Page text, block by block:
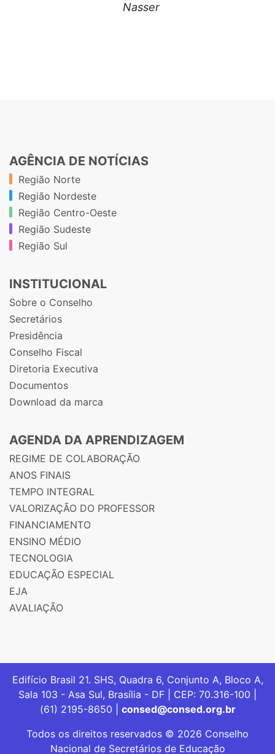
Nasser
AGÊNCIA DE NOTÍCIAS
Região Norte
Região Nordeste
Região Centro-Oeste
Região Sudeste
Região Sul
INSTITUCIONAL
Sobre o Conselho
Secretários
Presidência
Conselho Fiscal
Diretoria Executiva
Documentos
Download da marca
AGENDA DA APRENDIZAGEM
REGIME DE COLABORAÇÃO
ANOS FINAIS
TEMPO INTEGRAL
VALORIZAÇÃO DO PROFESSOR
FINANCIAMENTO
ENSINO MÉDIO
TECNOLOGIA
EDUCAÇÃO ESPECIAL
EJA
AVALIAÇÃO
Edifício Brasil 21. SHS, Quadra 6, Conjunto A, Bloco A,
Sala 103 - Asa Sul, Brasília - DF | CEP: 70.316-100 |
(61) 2195-8650 | consed@consed.org.br
Todos os direitos reservados © 2026 Conselho
Nacional de Secretários de Educação